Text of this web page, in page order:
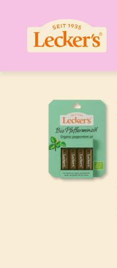
springen